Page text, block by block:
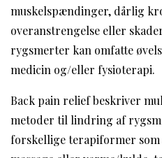
muskelspændinger, dårlig
overanstrengelse eller
rygsmerter kan omfatte
medicin og/eller fysioterapi.
Back pain relief beskriver
metoder til lindring af
forskellige terapiformer